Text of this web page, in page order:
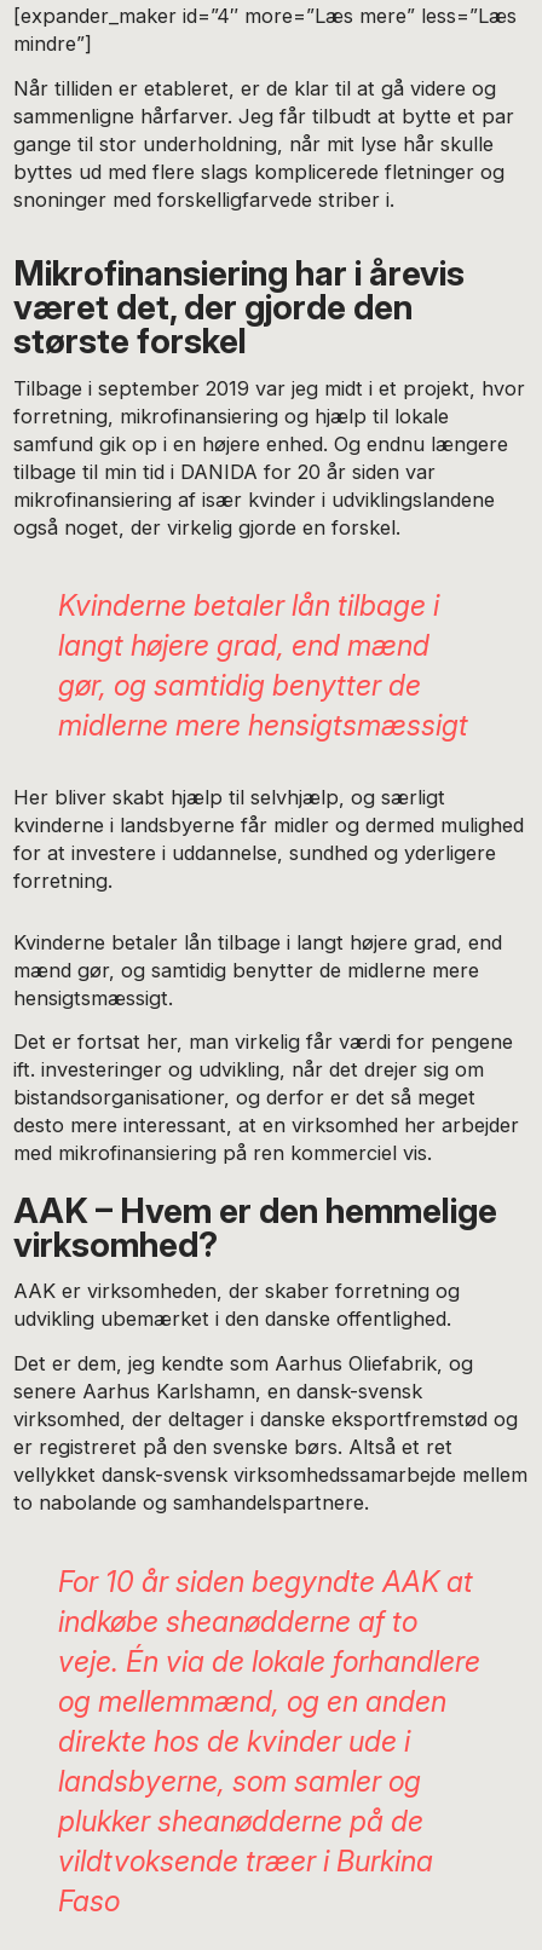
[expander_maker id=”4″ more=”Læs mere” less=”Læs
mindre”]
Når tilliden er etableret, er de klar til at gå videre og
sammenligne hårfarver. Jeg får tilbudt at bytte et par
gange til stor underholdning, når mit lyse hår skulle
byttes ud med flere slags komplicerede fletninger og
snoninger med forskelligfarvede striber i.
Mikrofinansiering har i årevis
været det, der gjorde den
største forskel
Tilbage i september 2019 var jeg midt i et projekt, hvor
forretning, mikrofinansiering og hjælp til lokale
samfund gik op i en højere enhed. Og endnu længere
tilbage til min tid i DANIDA for 20 år siden var
mikrofinansiering af især kvinder i udviklingslandene
også noget, der virkelig gjorde en forskel.
Kvinderne betaler lån tilbage i
langt højere grad, end mænd
gør, og samtidig benytter de
midlerne mere hensigtsmæssigt
Her bliver skabt hjælp til selvhjælp, og særligt
kvinderne i landsbyerne får midler og dermed mulighed
for at investere i uddannelse, sundhed og yderligere
forretning.
Kvinderne betaler lån tilbage i langt højere grad, end
mænd gør, og samtidig benytter de midlerne mere
hensigtsmæssigt.
Det er fortsat her, man virkelig får værdi for pengene
ift. investeringer og udvikling, når det drejer sig om
bistandsorganisationer, og derfor er det så meget
desto mere interessant, at en virksomhed her arbejder
med mikrofinansiering på ren kommerciel vis.
AAK – Hvem er den hemmelige
virksomhed?
AAK er virksomheden, der skaber forretning og
udvikling ubemærket i den danske offentlighed.
Det er dem, jeg kendte som Aarhus Oliefabrik, og
senere Aarhus Karlshamn, en dansk-svensk
virksomhed, der deltager i danske eksportfremstød og
er registreret på den svenske børs. Altså et ret
vellykket dansk-svensk virksomhedssamarbejde mellem
to nabolande og samhandelspartnere.
For 10 år siden begyndte AAK at
indkøbe sheanødderne af to
veje. Én via de lokale forhandlere
og mellemmænd, og en anden
direkte hos de kvinder ude i
landsbyerne, som samler og
plukker sheanødderne på de
vildtvoksende træer i Burkina
Faso